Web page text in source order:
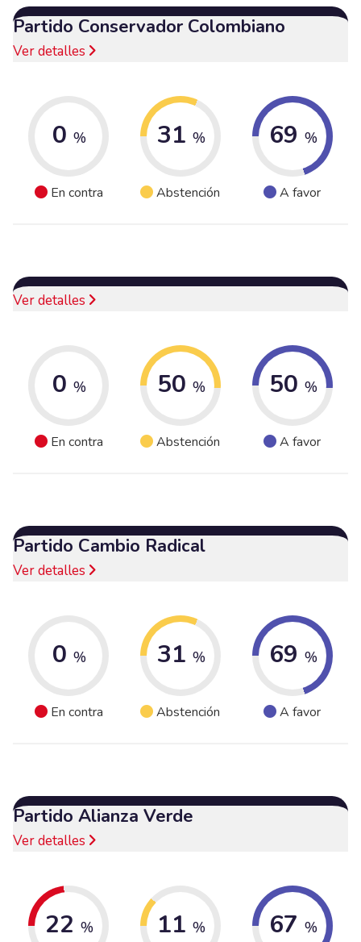
Partido Conservador Colombiano
Ver detalles
0 %
En contra
31 %
Abstención
69 %
A favor
Ver detalles
0 %
En contra
50 %
Abstención
50 %
A favor
Partido Cambio Radical
Ver detalles
0 %
En contra
31 %
Abstención
69 %
A favor
Partido Alianza Verde
Ver detalles
22 % 11 % 67 %